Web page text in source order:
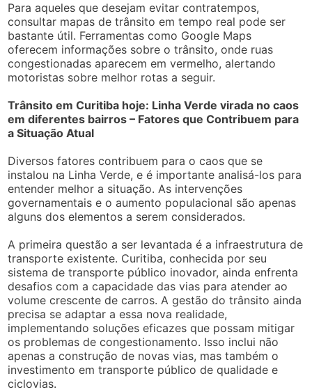
Para aqueles que desejam evitar contratempos,
consultar mapas de trânsito em tempo real pode ser
bastante útil. Ferramentas como Google Maps
oferecem informações sobre o trânsito, onde ruas
congestionadas aparecem em vermelho, alertando
motoristas sobre melhor rotas a seguir.
Trânsito em Curitiba hoje: Linha Verde virada no caos
em diferentes bairros – Fatores que Contribuem para
a Situação Atual
Diversos fatores contribuem para o caos que se
instalou na Linha Verde, e é importante analisá-los para
entender melhor a situação. As intervenções
governamentais e o aumento populacional são apenas
alguns dos elementos a serem considerados.
A primeira questão a ser levantada é a infraestrutura de
transporte existente. Curitiba, conhecida por seu
sistema de transporte público inovador, ainda enfrenta
desafios com a capacidade das vias para atender ao
volume crescente de carros. A gestão do trânsito ainda
precisa se adaptar a essa nova realidade,
implementando soluções eficazes que possam mitigar
os problemas de congestionamento. Isso inclui não
apenas a construção de novas vias, mas também o
investimento em transporte público de qualidade e
ciclovias.